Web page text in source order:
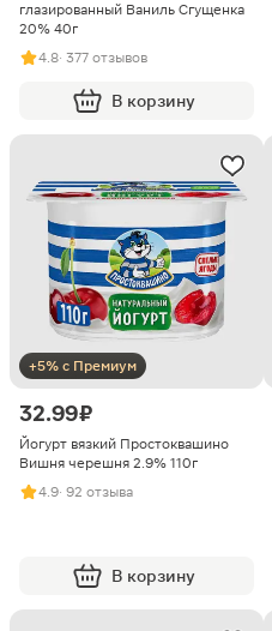
глазированный Ваниль Сгущенка
20% 40г
4.8· 377 отзывов
В корзину
+5% с Премиум
32.99 ₽
Йогурт вязкий Простоквашино
Вишня черешня 2.9% 110г
4.9· 92 отзыва
В корзину